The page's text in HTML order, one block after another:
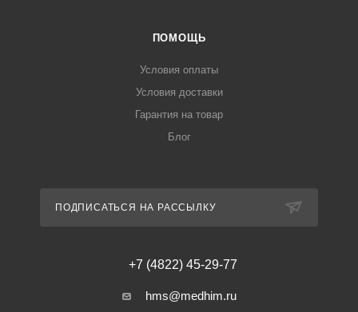
ПОМОЩЬ
Условия оплаты
Условия доставки
Гарантия на товар
Блог
ПОДПИСАТЬСЯ НА РАССЫЛКУ
+7 (4822) 45-29-77
hms@medhim.ru